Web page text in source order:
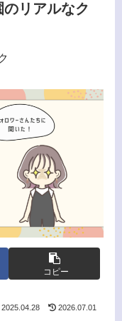
のリアルなク
コピー
2025.04.28 2026.07.01